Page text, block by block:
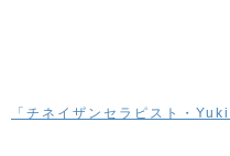
「チネイザンセラピスト・